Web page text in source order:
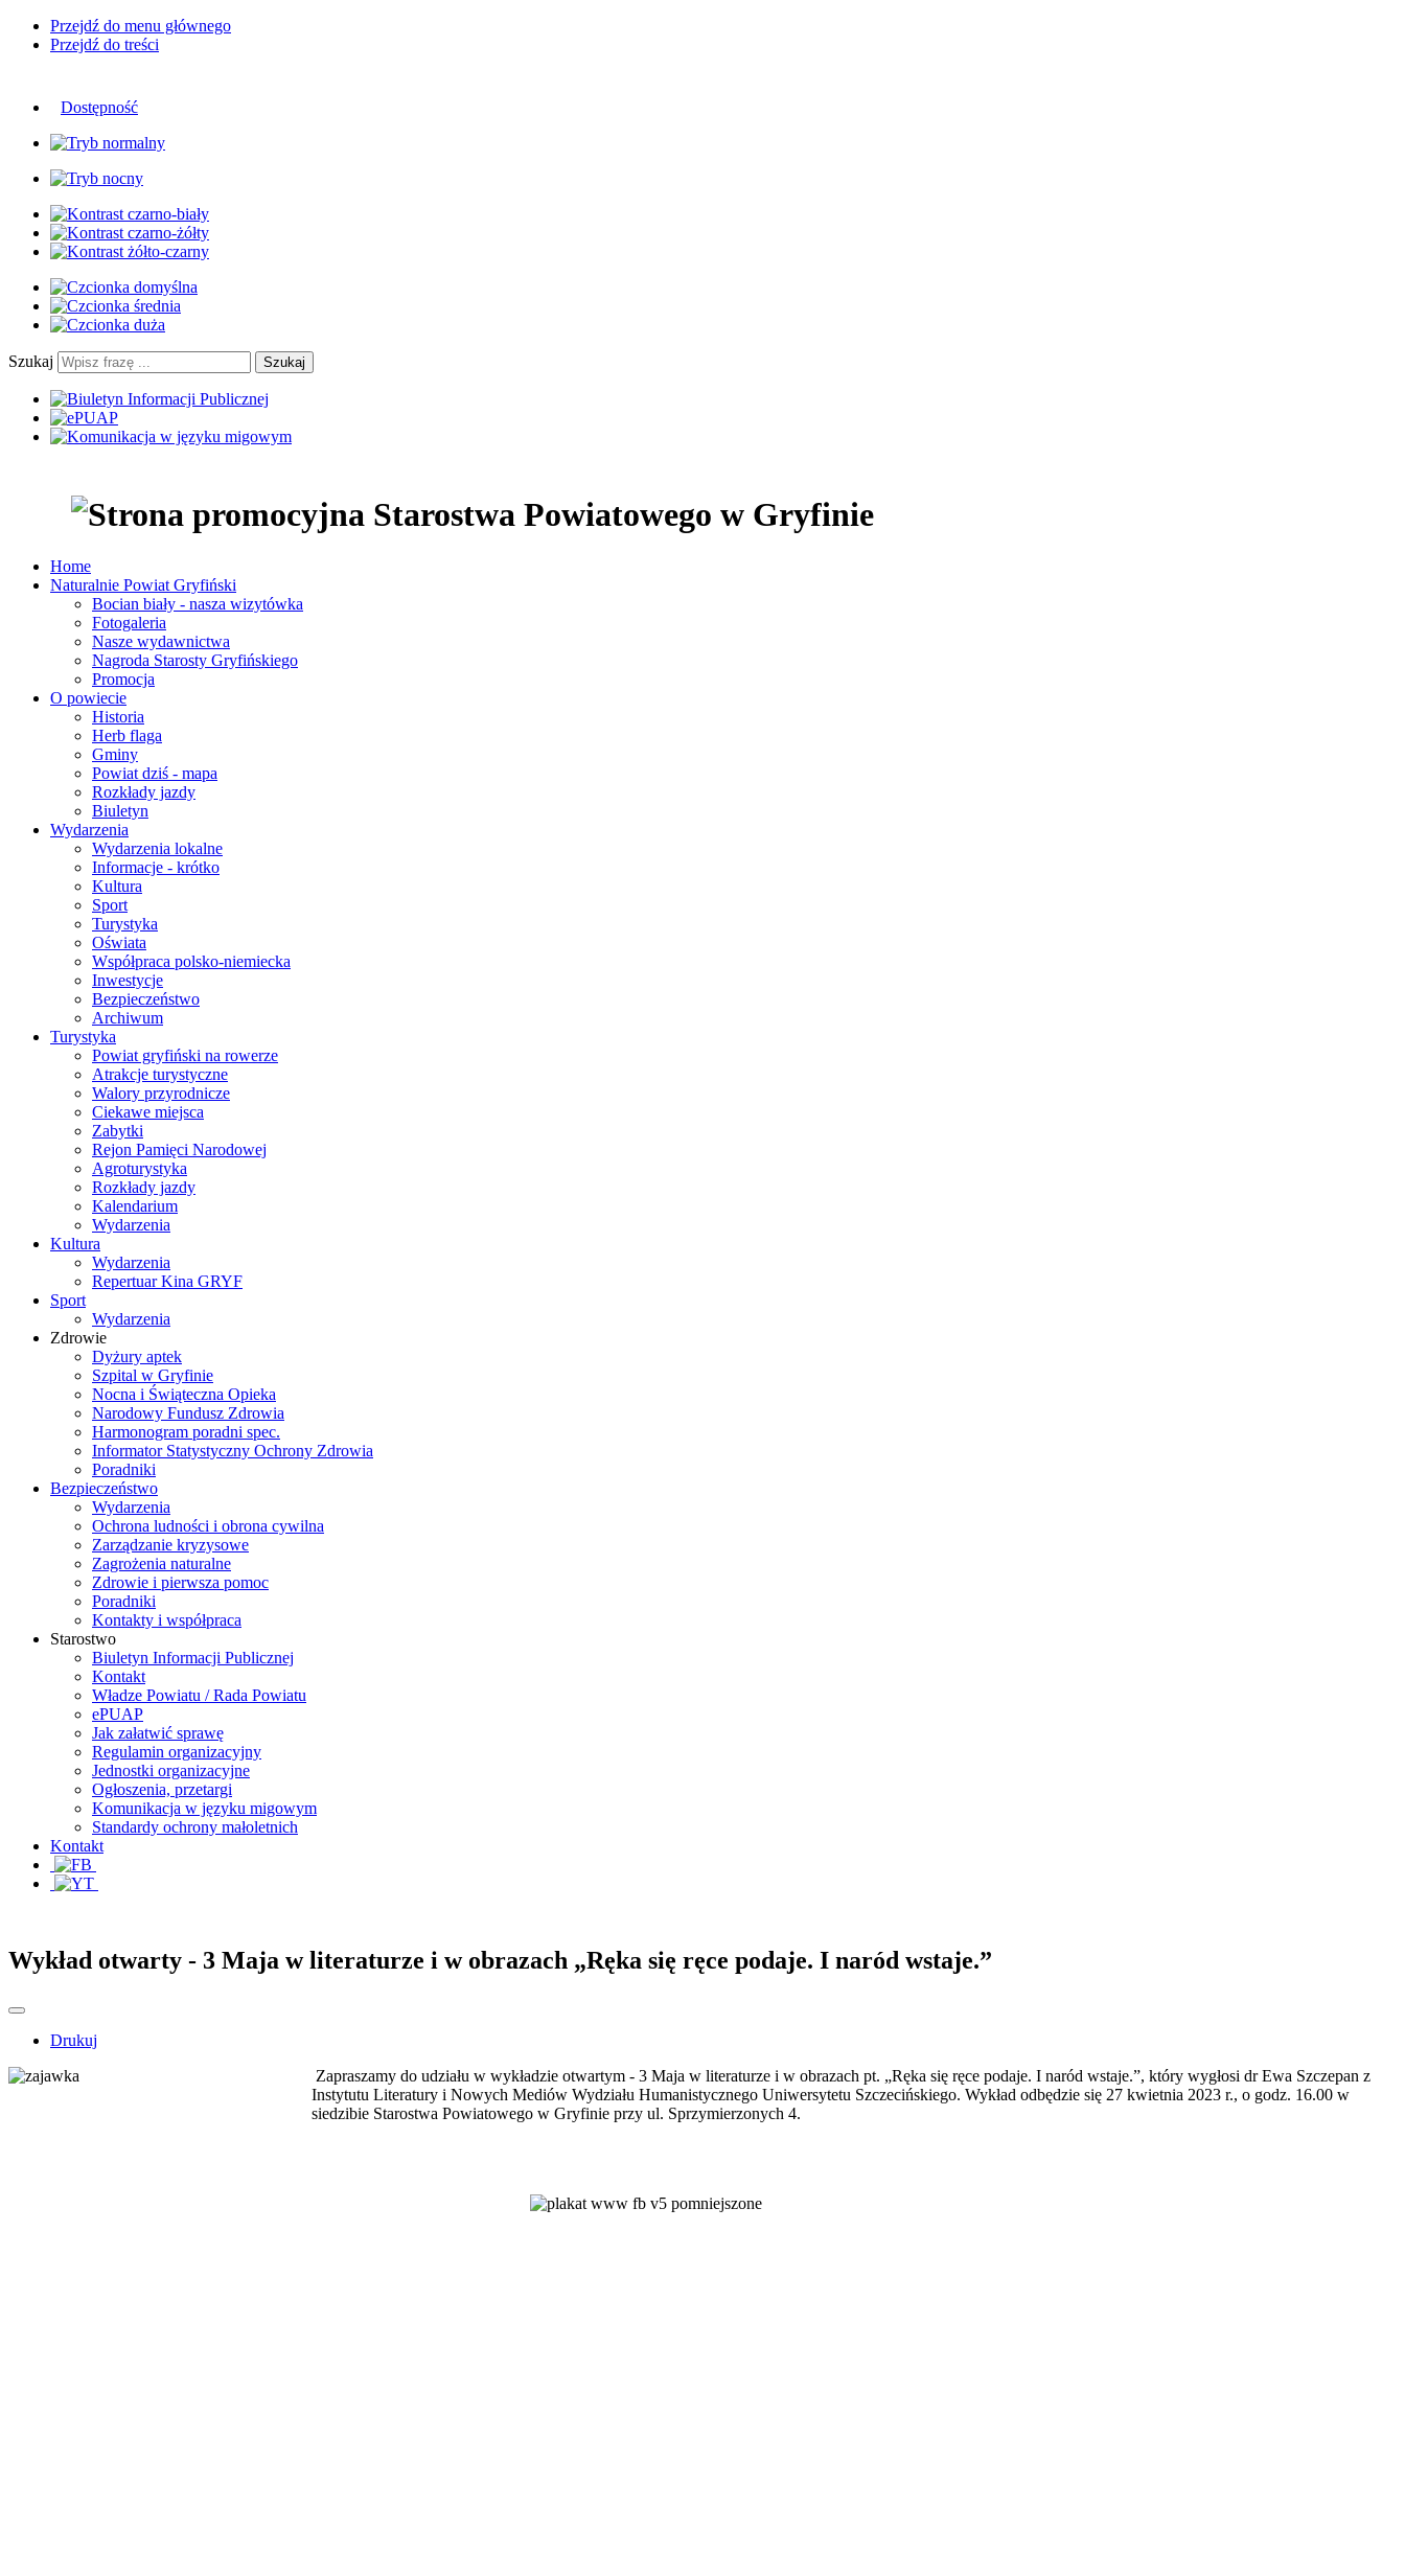
Przejdź do menu głównego
Przejdź do treści
Dostępność
Szukaj Szukaj
Home
Naturalnie Powiat Gryfiński
Bocian biały - nasza wizytówka
Fotogaleria
Nasze wydawnictwa
Nagroda Starosty Gryfińskiego
Promocja
O powiecie
Historia
Herb flaga
Gminy
Powiat dziś - mapa
Rozkłady jazdy
Biuletyn
Wydarzenia
Wydarzenia lokalne
Informacje - krótko
Kultura
Sport
Turystyka
Oświata
Współpraca polsko-niemiecka
Inwestycje
Bezpieczeństwo
Archiwum
Turystyka
Powiat gryfiński na rowerze
Atrakcje turystyczne
Walory przyrodnicze
Ciekawe miejsca
Zabytki
Rejon Pamięci Narodowej
Agroturystyka
Rozkłady jazdy
Kalendarium
Wydarzenia
Kultura
Wydarzenia
Repertuar Kina GRYF
Sport
Wydarzenia
Zdrowie
Dyżury aptek
Szpital w Gryfinie
Nocna i Świąteczna Opieka
Narodowy Fundusz Zdrowia
Harmonogram poradni spec.
Informator Statystyczny Ochrony Zdrowia
Poradniki
Bezpieczeństwo
Wydarzenia
Ochrona ludności i obrona cywilna
Zarządzanie kryzysowe
Zagrożenia naturalne
Zdrowie i pierwsza pomoc
Poradniki
Kontakty i współpraca
Starostwo
Biuletyn Informacji Publicznej
Kontakt
Władze Powiatu / Rada Powiatu
ePUAP
Jak załatwić sprawę
Regulamin organizacyjny
Jednostki organizacyjne
Ogłoszenia, przetargi
Komunikacja w języku migowym
Standardy ochrony małoletnich
Kontakt
Wykład otwarty - 3 Maja w literaturze i w obrazach „Ręka się ręce podaje. I naród wstaje.”
Drukuj
Zapraszamy do udziału w wykładzie otwartym - 3 Maja w literaturze i w obrazach pt. „Ręka się ręce podaje. I naród wstaje.”, który wygłosi dr Ewa Szczepan z
Instytutu Literatury i Nowych Mediów Wydziału Humanistycznego Uniwersytetu Szczecińskiego. Wykład odbędzie się 27 kwietnia 2023 r., o godz. 16.00 w
siedzibie Starostwa Powiatowego w Gryfinie przy ul. Sprzymierzonych 4.